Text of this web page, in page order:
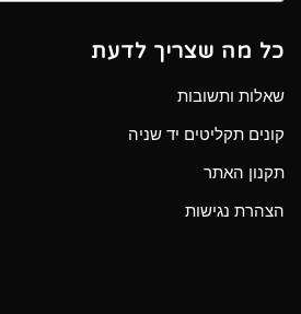
כל מה שצריך לדעת
שאלות ותשובות
קונים תקליטים יד שניה
תקנון האתר
הצהרת נגישות